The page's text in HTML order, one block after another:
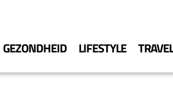
GEZONDHEID LIFESTYLE TRAVEL